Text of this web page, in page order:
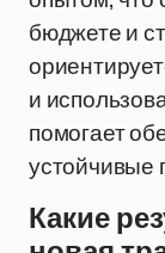
бюджете и
и
помогает
устойчивые
Какие